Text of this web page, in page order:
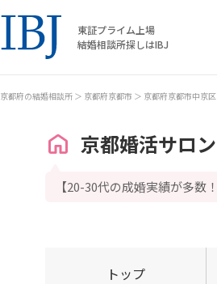
東証プライム上場
結婚相談所探しはIBJ
京都府の結婚相談所 京都府京都市 京都府京都市中京区
京都婚活サロ
【20-30代の成婚実績が多
トップ